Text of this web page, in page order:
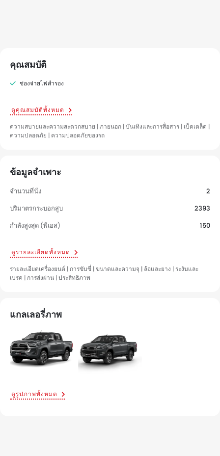
คุณสมบัติ
ช่องจ่ายไฟสำรอง
ดูคุณสมบัติทั้งหมด
ความสบายและความสะดวกสบาย | ภายนอก | บันเทิงและการสื่อสาร | เบ็ดเตล็ด |
ความปลอดภัย | ความปลอดภัยของรถ
ข้อมูลจำเพาะ
จำนวนที่นั่ง
2
ปริมาตรกระบอกสูบ
2393
กำลังสูงสุด (พีเอส)
150
ดูรายละเอียดทั้งหมด
รายละเอียดเครื่องยนต์ | การขับขี่ | ขนาดและความจุ | ล้อและยาง | ระงับและ
เบรค | การส่งผ่าน | ประสิทธิภาพ
แกลเลอรี่ภาพ
ดูรูปภาพทั้งหมด